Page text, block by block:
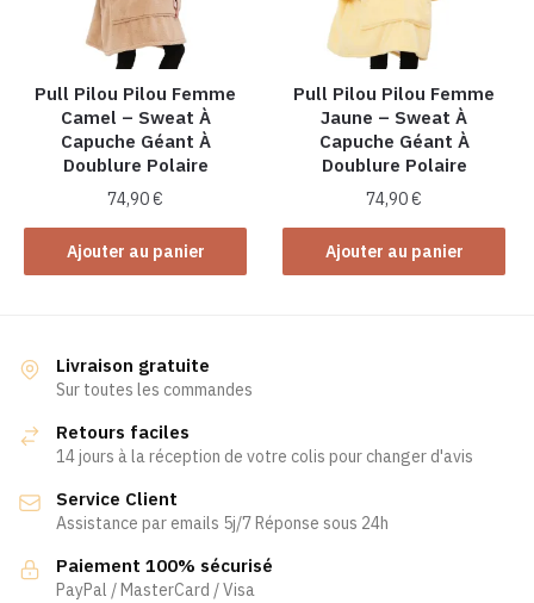
Pull Pilou Pilou Femme
Camel – Sweat À
Capuche Géant À
Doublure Polaire
74,90€
Ajouter au panier
Pull Pilou Pilou Femme
Jaune – Sweat À
Capuche Géant À
Doublure Polaire
74,90€
Ajouter au panier
Livraison gratuite
Sur toutes les commandes
Retours faciles
14 jours à la réception de votre colis pour changer d'avis
Service Client
Assistance par emails 5j/7 Réponse sous 24h
Paiement 100% sécurisé
PayPal / MasterCard / Visa